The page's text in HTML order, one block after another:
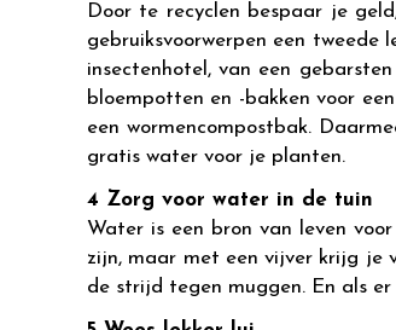
Door te recyclen bespaar je
gebruiksvoorwerpen een tweede
insectenhotel, van een
bloempotten en -bakken voor
een wormencompostbak.
gratis water voor je planten.
4 Zorg voor water in de tuin
Water is een bron van leven
zijn, maar met een vijver krijg je
de strijd tegen muggen. En als